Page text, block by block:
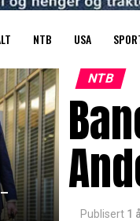
NTB USA
NTB
Publisert 1